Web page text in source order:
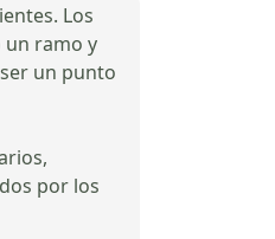
Los
un ramo y
un punto
por los